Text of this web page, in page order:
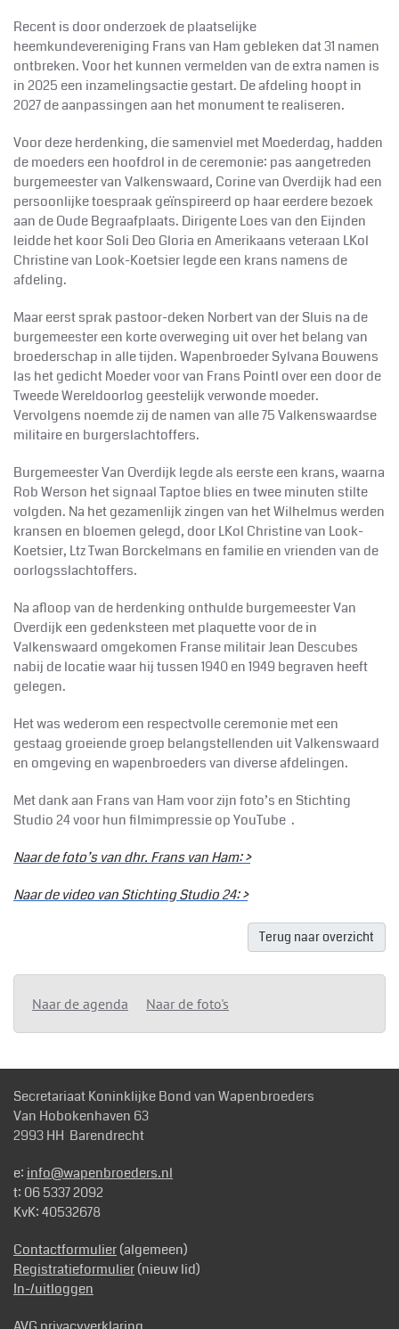
Recent is door onderzoek de plaatselijke
heemkundevereniging Frans van Ham gebleken dat 31 namen
ontbreken. Voor het kunnen vermelden van de extra namen is
in 2025 een inzamelingsactie gestart. De afdeling hoopt in
2027 de aanpassingen aan het monument te realiseren.
Voor deze herdenking, die samenviel met Moederdag, hadden
de moeders een hoofdrol in de ceremonie: pas aangetreden
burgemeester van Valkenswaard, Corine van Overdijk had een
persoonlijke toespraak geïnspireerd op haar eerdere bezoek
aan de Oude Begraafplaats. Dirigente Loes van den Eijnden
leidde het koor Soli Deo Gloria en Amerikaans veteraan LKol
Christine van Look-Koetsier legde een krans namens de
afdeling.
Maar eerst sprak pastoor-deken Norbert van der Sluis na de
burgemeester een korte overweging uit over het belang van
broederschap in alle tijden. Wapenbroeder Sylvana Bouwens
las het gedicht Moeder voor van Frans Pointl over een door de
Tweede Wereldoorlog geestelijk verwonde moeder.
Vervolgens noemde zij de namen van alle 75 Valkenswaardse
militaire en burgerslachtoffers.
Burgemeester Van Overdijk legde als eerste een krans, waarna
Rob Werson het signaal Taptoe blies en twee minuten stilte
volgden. Na het gezamenlijk zingen van het Wilhelmus werden
kransen en bloemen gelegd, door LKol Christine van Look-
Koetsier, Ltz Twan Borckelmans en familie en vrienden van de
oorlogsslachtoffers.
Na afloop van de herdenking onthulde burgemeester Van
Overdijk een gedenksteen met plaquette voor de in
Valkenswaard omgekomen Franse militair Jean Descubes
nabij de locatie waar hij tussen 1940 en 1949 begraven heeft
gelegen.
Het was wederom een respectvolle ceremonie met een
gestaag groeiende groep belangstellenden uit Valkenswaard
en omgeving en wapenbroeders van diverse afdelingen.
Met dank aan Frans van Ham voor zijn foto’s en Stichting
Studio 24 voor hun filmimpressie op YouTube .
Naar de foto’s van dhr. Frans van Ham: >
Naar de video van Stichting Studio 24: >
Terug naar overzicht
Naar de agenda Naar de foto's
Secretariaat Koninklijke Bond van Wapenbroeders
Van Hobokenhaven 63
2993 HH Barendrecht
e: info@wapenbroeders.nl
t: 06 5337 2092
KvK: 40532678
Contactformulier(algemeen)
Registratieformulier(nieuw lid)
In-/uitloggen